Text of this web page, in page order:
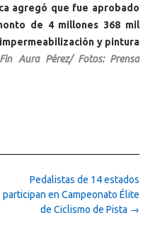
agregó que fue aprobado
de 4 millones 368 mil
y pintura
Fin Aura Pérez/ Fotos: Prensa
Pedalistas de 14 estados
participan en Campeonato Élite
de Ciclismo de Pista →